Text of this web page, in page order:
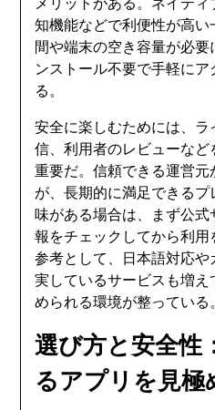
知機能などで利便性が高
間や端末の空き容量が必
ンストール不要で手軽に
る。
安全に楽しむためには、
信、利用者のレビューな
重要だ。信頼できる運営元
が、長期的に満足できる
味がある場合は、まず公
報をチェックしてから利用
参考として、日本語対応
実しているサービスも増
められる環境が整っている。
選び方と安全性
るアプリを見極